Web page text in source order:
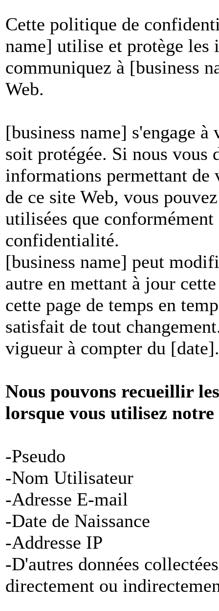
Cette politique de
name] utilise et protège les
communiquez à [business
Web.
[business name] s'engage
soit protégée. Si nous vous
informations permettant
de ce site Web, vous
utilisées que
confidentialité.
[business name] peut
autre en mettant à jour
cette page de temps en
satisfait de tout
vigueur à compter du [date].
Nous pouvons recueillir
lorsque vous utilisez notre
-Pseudo
-Nom Utilisateur
-Adresse E-mail
-Date de Naissance
-Addresse IP
-D'autres données
directement ou